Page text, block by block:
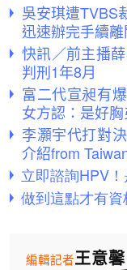
吳安琪遭TVBS
迅速辦完手續離
快訊／前主播
判刑1年8月
富二代宣昶有
女方認：是好胸
李灝宇代打對
介紹from
王意馨
編輯記者